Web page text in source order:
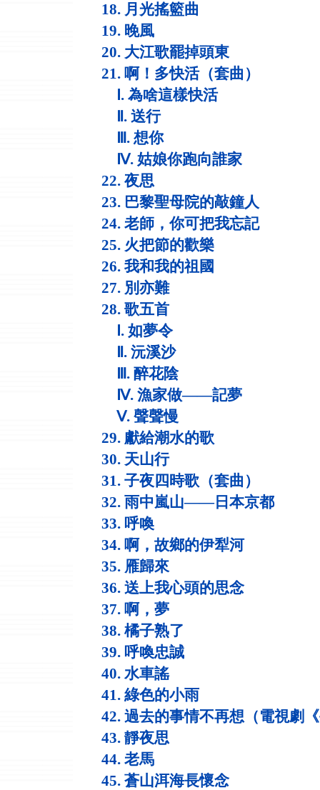
18. 月光搖籃曲
19. 晚風
20. 大江歌罷掉頭東
21. 啊！多快活（套曲）
Ⅰ. 為啥這樣快活
Ⅱ. 送行
Ⅲ. 想你
Ⅳ. 姑娘你跑向誰家
22. 夜思
23. 巴黎聖母院的敲鐘人
24. 老師，你可把我忘記
25. 火把節的歡樂
26. 我和我的祖國
27. 別亦難
28. 歌五首
Ⅰ. 如夢令
Ⅱ. 沅溪沙
Ⅲ. 醉花陰
Ⅳ. 漁家做——記夢
Ⅴ. 聲聲慢
29. 獻給潮水的歌
30. 天山行
31. 子夜四時歌（套曲）
32. 雨中嵐山——日本京都
33. 呼喚
34. 啊，故鄉的伊犁河
35. 雁歸來
36. 送上我心頭的思念
37. 啊，夢
38. 橘子熟了
39. 呼喚忠誠
40. 水車謠
41. 綠色的小雨
42. 過去的事情不再想（電視劇
43. 靜夜思
44. 老馬
45. 蒼山洱海長懷念